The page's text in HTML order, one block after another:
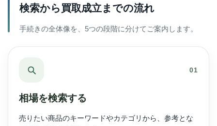
検索から買取成立までの流れ
手続きの全体像を、5つの段階に分けてご案内します。
01
相場を検索する
売りたい商品のキーワードやカテゴリから、参考とな